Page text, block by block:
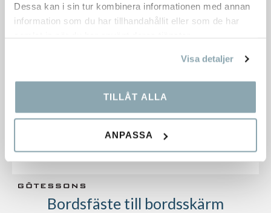
Dessa kan i sin tur kombinera informationen med annan
information som du har tillhandahållit eller som de har
Visa detaljer
TILLÅT ALLA
ANPASSA
Bordsfäste till bordsskärm